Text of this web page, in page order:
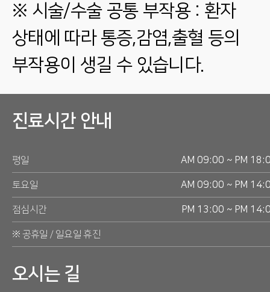
※ 시술/수술 공통 부작용 : 환자
상태에 따라 통증,감염,출혈 등의
부작용이 생길 수 있습니다.
진료시간 안내
평일 AM 09:00 ~ PM
토요일 AM 09:00 ~ PM
점심시간 PM 13:00 ~ PM
※ 공휴일 / 일요일 휴진
오시는 길